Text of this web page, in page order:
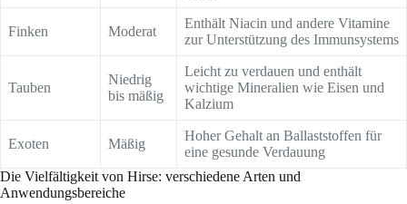
Finken Moderat
Enthält Niacin und andere Vitamine
zur Unterstützung des Immunsystems
Tauben
Niedrig
bis mäßig
Leicht zu verdauen und enthält
wichtige Mineralien wie Eisen und
Kalzium
Exoten Mäßig
Hoher Gehalt an Ballaststoffen für
eine gesunde Verdauung
Die Vielfältigkeit von Hirse: verschiedene Arten und
Anwendungsbereiche